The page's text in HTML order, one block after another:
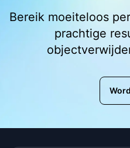
Bereik moeiteloos
prachtige